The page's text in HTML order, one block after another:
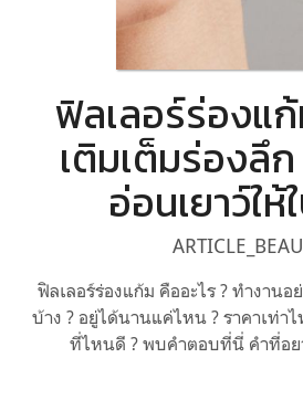
ฟิลเลอร์ร่องแ
เติมเต็มร่องลึ
อ่อนเยาว์ให้
ฟิลเลอร์ร่องแก้ม คืออะไร ? ทำงานอ
บ้าง ? อยู่ได้นานแค่ไหน ? ราคาเท่า
ที่ไหนดี ? พบคำตอบที่นี่ คำที่อ